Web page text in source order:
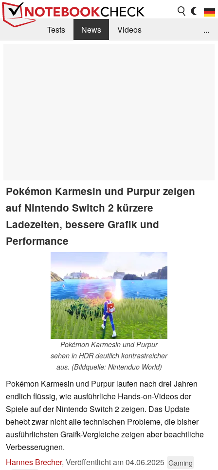
Tests News
Videos
...
Pokémon Karmesin und Purpur zeigen
auf Nintendo Switch 2 kürzere
Ladezeiten, bessere Grafik und
Performance
Pokémon Karmesin und Purpur
sehen in HDR deutlich kontrastreicher
aus. (Bildquelle: Nintenduo World)
Pokémon Karmesin und Purpur laufen nach drei Jahren
endlich flüssig, wie ausführliche Hands-on-Videos der
Spiele auf der Nintendo Switch 2 zeigen. Das Update
behebt zwar nicht alle technischen Probleme, die bisher
ausführlichsten Graifk-Vergleiche zeigen aber beachtliche
Verbesserugnen.
Hannes Brecher, Veröffentlicht am04.06.2025 Gaming